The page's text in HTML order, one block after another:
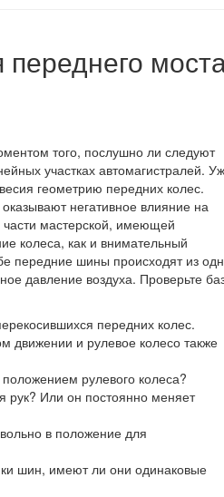
того, послушно ли следуют
участках автомагистралей.
геометрию передних колес.
негативное влияние на
части мастерской, имеющей
колеса, как и внимательный
передние шины происходят из
давление воздуха. Проверьте
передних колес.
движении и рулевое колесо также
рулевого колеса?
рук? Или он постоянно меняет
в положение для
шин, имеют ли они одинаковые